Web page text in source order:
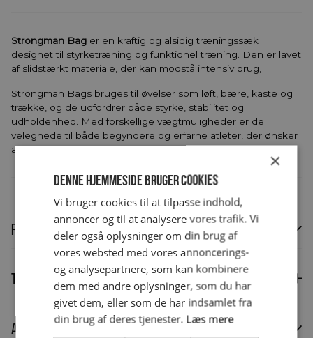
Strongman Bag er en kraftig og alsidig træningssæk
designet til styrketræning og funktionel træning. Den er lavet
af slidstærkt materiale, der kan modstå intensiv brug,
Strongman Bags bruges til øvelser som løft, bære, kaste og
trække, og de udfordrer både styrke, stabilitet og
udholdenhed. Med forskellige vægtmuligheder er de
velegnede til både begyndere og erfarne atleter, der ønsker
at forbedre deres funktionelle styrke og helkropskondition.
Rentefri finansiering
Rentefri finansiering tilbydes privatkunder.Læs mere om
finansiering.
Technical specifications
Anmeldelser (0)
×
Denne hjemmeside bruger cookies
Vi bruger cookies til at tilpasse indhold,
annoncer og til at analysere vores trafik. Vi
deler også oplysninger om din brug af
vores websted med vores annoncerings-
og analysepartnere, som kan kombinere
dem med andre oplysninger, som du har
givet dem, eller som de har indsamlet fra
din brug af deres tjenester. Læs mere